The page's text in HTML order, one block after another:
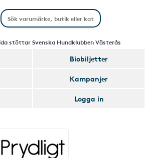
stöttar Svenska Hundklubben Västerås
Biobiljetter
Kampanjer
Logga in